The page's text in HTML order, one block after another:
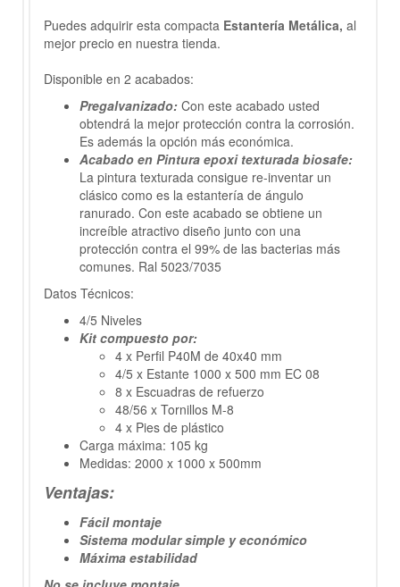
Puedes adquirir esta compacta Estantería Metálica, al
mejor precio en nuestra tienda.
Disponible en 2 acabados:
Pregalvanizado: Con este acabado usted
obtendrá la mejor protección contra la corrosión.
Es además la opción más económica.
Acabado en Pintura epoxi texturada biosafe:
La pintura texturada consigue re-inventar un
clásico como es la estantería de ángulo
ranurado. Con este acabado se obtiene un
increíble atractivo diseño junto con una
protección contra el 99% de las bacterias más
comunes. Ral 5023/7035
Datos Técnicos:
4/5 Niveles
Kit compuesto por:
4 x Perfil P40M de 40x40 mm
4/5 x Estante 1000 x 500 mm EC 08
8 x Escuadras de refuerzo
48/56 x Tornillos M-8
4 x Pies de plástico
Carga máxima: 105 kg
Medidas: 2000 x 1000 x 500mm
Ventajas:
Fácil montaje
Sistema modular simple y económico
Máxima estabilidad